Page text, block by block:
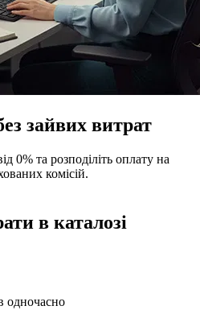
зайвих витрат
0% та розподіліть оплату на
комісій.
в каталозі
одночасно